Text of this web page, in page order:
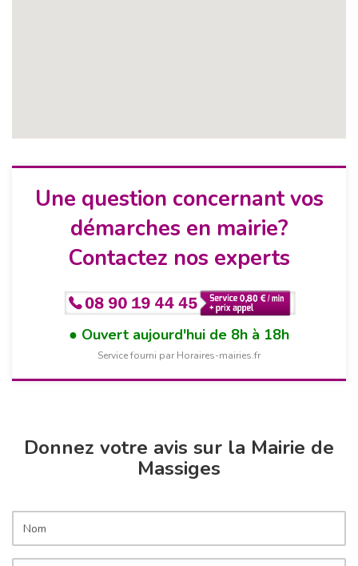
Une question concernant vos
démarches en mairie?
Contactez nos experts
Ouvert aujourd'hui de 8h à 18h
Service fourni par Horaires-mairies.fr
Donnez votre avis sur la Mairie de
Massiges